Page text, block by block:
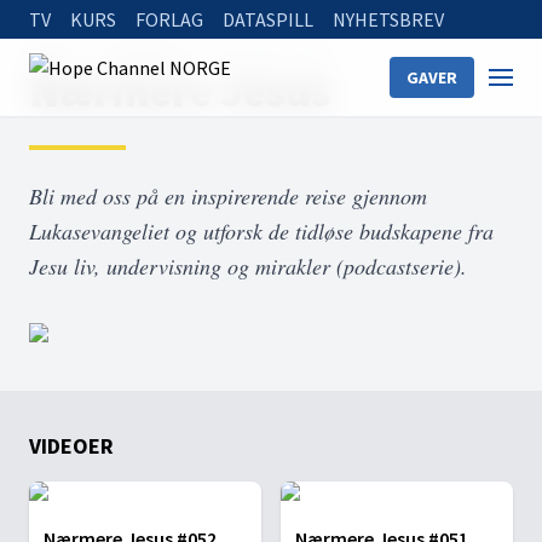
TV KURS FORLAG DATASPILL NYHETSBREV
GAVER
Home
Nærmere Jesus
Bli med oss på en inspirerende reise gjennom
Lukasevangeliet og utforsk de tidløse budskapene fra
Jesu liv, undervisning og mirakler (podcastserie).
VIDEOER